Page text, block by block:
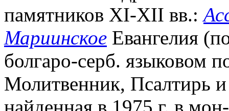
памятников XI-XII вв.:
Мариинское Евангелия
болгаро-серб. языковом
Молитвенник, Псалтирь
найденная в 1975 г. в